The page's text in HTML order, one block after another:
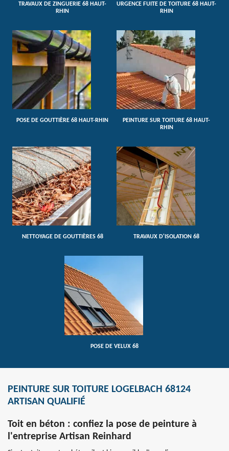
TRAVAUX DE ZINGUERIE 68 HAUT-
RHIN
URGENCE FUITE DE TOITURE 68 HAUT-
RHIN
POSE DE GOUTTIÈRE 68 HAUT-RHIN
PEINTURE SUR TOITURE 68 HAUT-
RHIN
NETTOYAGE DE GOUTTIÈRES 68 TRAVAUX D'ISOLATION 68
POSE DE VELUX 68
PEINTURE SUR TOITURE LOGELBACH 68124
ARTISAN QUALIFIÉ
Toit en béton : confiez la pose de peinture à
l'entreprise Artisan Reinhard